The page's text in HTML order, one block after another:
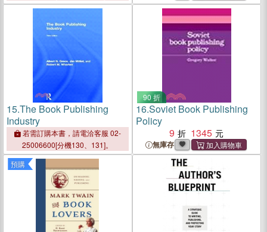
15.The Book Publishing
Industry
若需訂購本書，請電洽客服 02-
25006600[分機130、131]。
90 折
16.Soviet Book Publishing
Policy
9
1345
無庫存
預購